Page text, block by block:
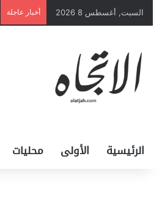
السبت, أغسطس 8 2026 أخبار عاجلة
الرئيسية الأولى محليات